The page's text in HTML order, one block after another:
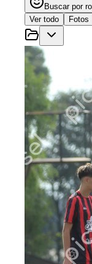
Buscar por
Ver todo
Fotos